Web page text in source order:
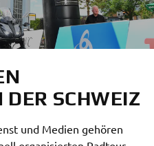
DER SCHWEIZ
und Medien gehören